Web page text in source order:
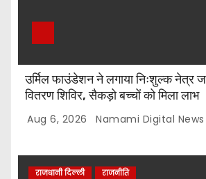
उर्मिल फाउंडेशन ने लगाया निःशुल्क नेत्र
वितरण शिविर, सैकड़ो बच्चों को मिला लाभ
Aug 6, 2026 Namami Digital News
राजधानी दिल्ली राजनीति